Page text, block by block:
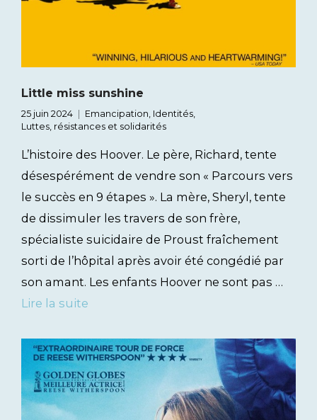
Little miss sunshine
25 juin 2024 Emancipation, Identités,
Luttes, résistances et solidarités
L’histoire des Hoover. Le père, Richard, tente
désespérément de vendre son « Parcours vers
le succès en 9 étapes ». La mère, Sheryl, tente
de dissimuler les travers de son frère,
spécialiste suicidaire de Proust fraîchement
sorti de l’hôpital après avoir été congédié par
son amant. Les enfants Hoover ne sont pas …
Lire la suite